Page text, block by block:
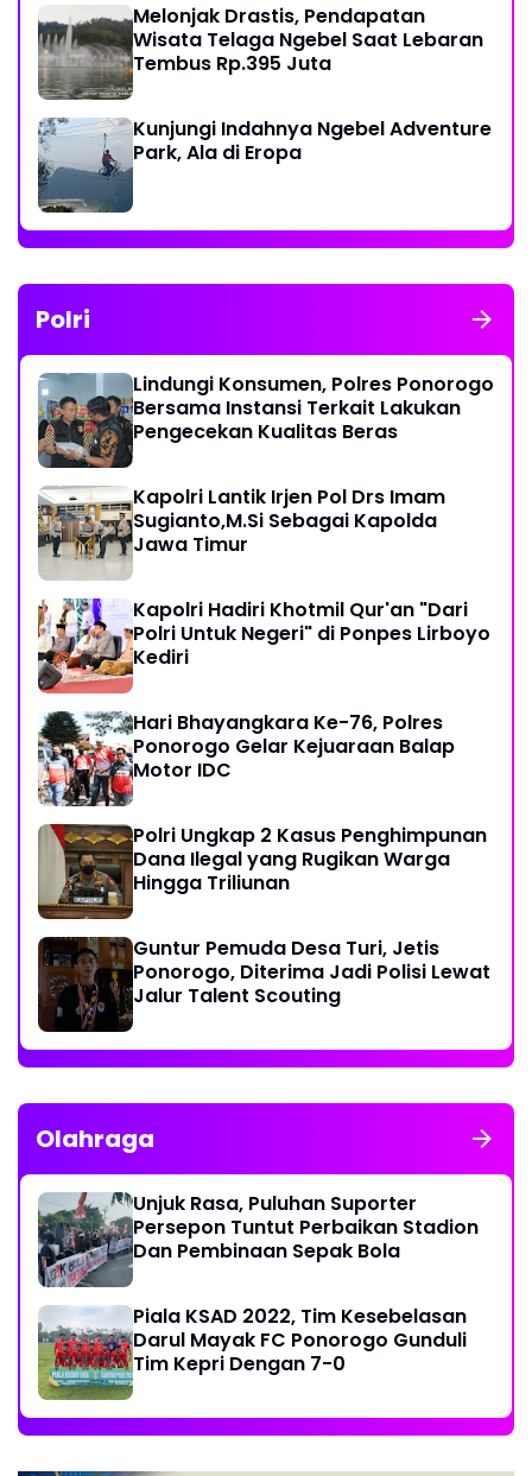
Melonjak Drastis, Pendapatan
Wisata Telaga Ngebel Saat Lebaran
Tembus Rp.395 Juta
Kunjungi Indahnya Ngebel Adventure
Park, Ala di Eropa
Polri
Lindungi Konsumen, Polres Ponorogo
Bersama Instansi Terkait Lakukan
Pengecekan Kualitas Beras
Kapolri Lantik Irjen Pol Drs Imam
Sugianto,M.Si Sebagai Kapolda
Jawa Timur
Kapolri Hadiri Khotmil Qur'an "Dari
Polri Untuk Negeri" di Ponpes Lirboyo
Kediri
Hari Bhayangkara Ke-76, Polres
Ponorogo Gelar Kejuaraan Balap
Motor IDC
Polri Ungkap 2 Kasus Penghimpunan
Dana Ilegal yang Rugikan Warga
Hingga Triliunan
Guntur Pemuda Desa Turi, Jetis
Ponorogo, Diterima Jadi Polisi Lewat
Jalur Talent Scouting
Olahraga
Unjuk Rasa, Puluhan Suporter
Persepon Tuntut Perbaikan Stadion
Dan Pembinaan Sepak Bola
Piala KSAD 2022, Tim Kesebelasan
Darul Mayak FC Ponorogo Gunduli
Tim Kepri Dengan 7-0